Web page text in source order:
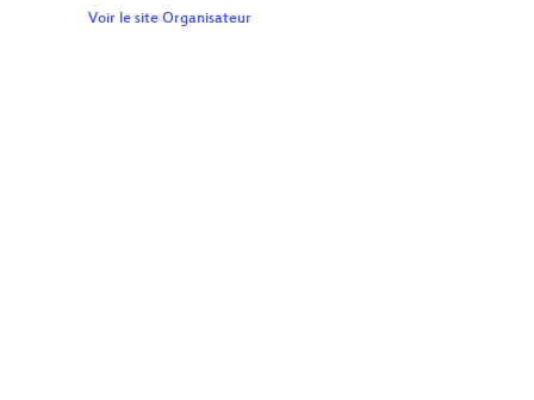
Voir le site Organisateur